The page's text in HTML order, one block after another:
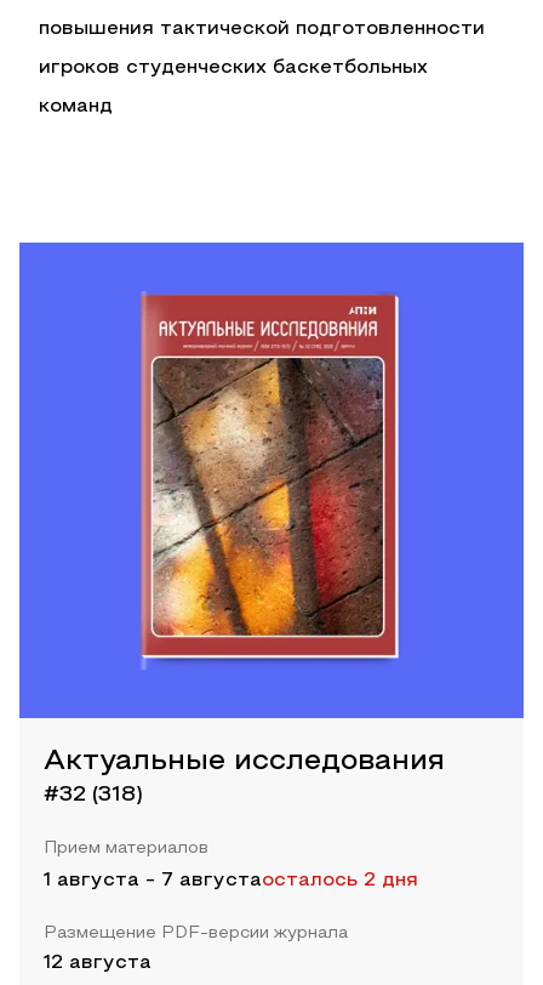
повышения тактической подготовленности
игроков студенческих баскетбольных
команд
Актуальные исследования
#32 (318)
Прием материалов
1 августа - 7 августаосталось 2 дня
Размещение PDF-версии журнала
12 августа